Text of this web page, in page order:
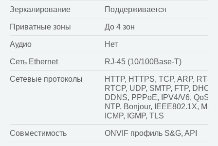
Зеркалирование Поддерживается
Приватные зоны До 4 зон
Аудио Нет
Сеть Ethernet RJ-45 (10/100Base-T)
Сетевые протоколы
HTTP, HTTPS, TCP, ARP,
RTCP, UDP, SMTP, FTP,
DDNS, PPPoE, IPV4/V6, QoS,
NTP, Bonjour, IEEE802.1X,
ICMP, IGMP, TLS
Совместимость ONVIF профиль S&G, API